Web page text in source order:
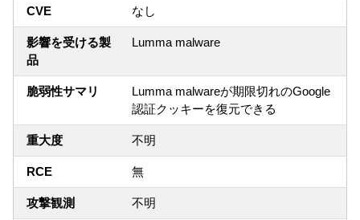
CVE なし
影響を受ける製
品
Lumma malware
脆弱性サマリ
Lumma malwareが期限切れのGoogle
認証クッキーを復元できる
重大度 不明
RCE 無
攻撃観測 不明